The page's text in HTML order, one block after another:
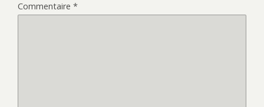
Commentaire *